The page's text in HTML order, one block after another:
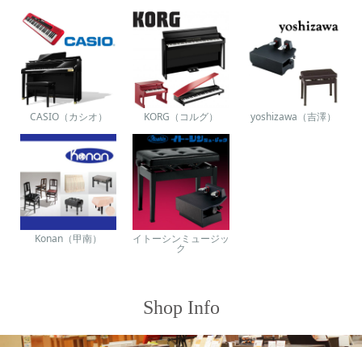
CASIO（カシオ） KORG（コルグ） yoshizawa（吉澤）
Konan（甲南） イトーシンミュージッ
ク
Shop Info